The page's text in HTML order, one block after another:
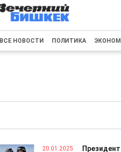
ВСЕ НОВОСТИ ПОЛИТИКА
20.01.2025